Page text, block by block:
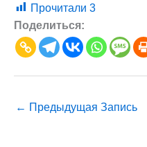
Прочитали 3
Поделиться:
← Предыдущая Запись